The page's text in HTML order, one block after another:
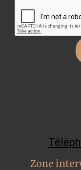
Zone